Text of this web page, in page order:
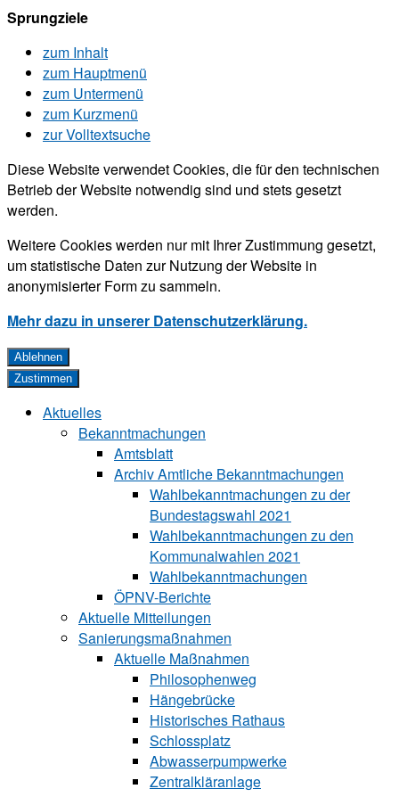
Sprungziele
zum Inhalt
zum Hauptmenü
zum Untermenü
zum Kurzmenü
zur Volltextsuche
Diese Website verwendet Cookies, die für den technischen
Betrieb der Website notwendig sind und stets gesetzt
werden.
Weitere Cookies werden nur mit Ihrer Zustimmung gesetzt,
um statistische Daten zur Nutzung der Website in
anonymisierter Form zu sammeln.
Mehr dazu in unserer Datenschutzerklärung.
Ablehnen
Zustimmen
Aktuelles
Bekanntmachungen
Amtsblatt
Archiv Amtliche Bekanntmachungen
Wahlbekanntmachungen zu der
Bundestagswahl 2021
Wahlbekanntmachungen zu den
Kommunalwahlen 2021
Wahlbekanntmachungen
ÖPNV-Berichte
Aktuelle Mitteilungen
Sa‍ni‍erungs‍maß‍nah‍men
Aktuelle Maßnahmen
Philosophenweg
Hängebrücke
Historisches Rathaus
Schlossplatz
Abwasserpumpwerke
Zentralkläranlage